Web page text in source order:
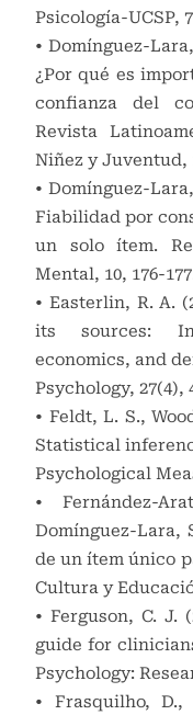
Psicología-UCSP,
• Domínguez-
¿Por qué es
confianza del
Revista
Niñez y Juventud,
• Domínguez-
Fiabilidad por
un solo ítem.
Mental, 10, 176-
• Easterlin, R. A.
its sources:
economics, and
Psychology, 27(4),
• Feldt, L. S.,
Statistical
Psychological
• Fernández-
Domínguez-Lara,
de un ítem único
Cultura y
• Ferguson, C. J.
guide for
Psychology:
• Frasquilho,